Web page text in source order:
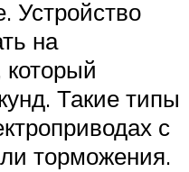
Устройство
на
который
Такие типы
с
торможения.